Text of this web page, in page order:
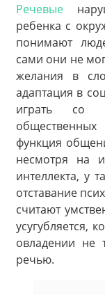
Речевые
ребенка с
понимают
сами они не
желания в
адаптация в
играть со
функция
несмотря на
интеллекта, у
отставание
считают
усугубляется,
овладении не
речью.